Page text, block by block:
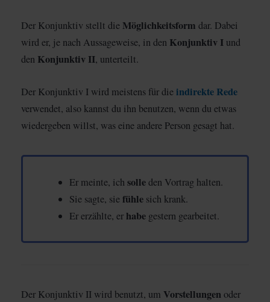
Der Konjunktiv stellt die Möglichkeitsform dar. Dabei
wird er, je nach Aussageweise, in den Konjunktiv I und
den Konjunktiv II, unterteilt.
Der Konjunktiv I wird meistens für dieindirekte Rede
verwendet, also kannst du ihn benutzen, wenn du etwas
wiedergeben willst, was eine andere Person gesagt hat.
Er meinte, ichsolleden Vortrag halten.
Sie sagte, siefühle sich krank.
Er erzählte, er habe gestern gearbeitet.
Der Konjunktiv II wird benutzt, um Vorstellungenoder